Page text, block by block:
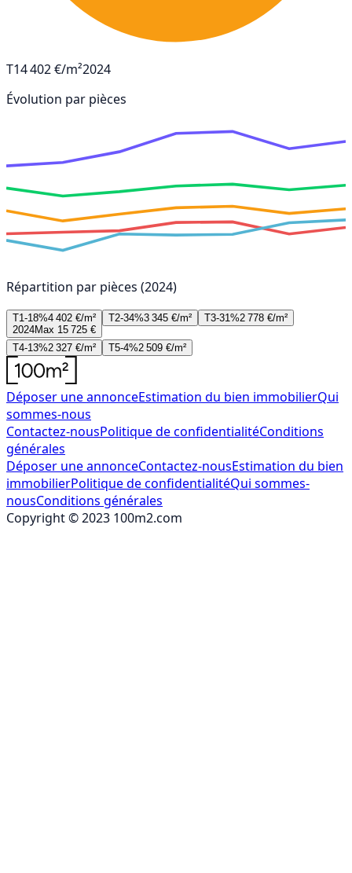
T14 402 €/m²2024
Évolution par pièces
Répartition par pièces (2024)
T1-18%4 402 €/m²
2024Max 15 725 €
T2-34%3 345 €/m² T3-31%2 778 €/m²
T4-13%2 327 €/m² T5-4%2 509 €/m²
Déposer une annonceEstimation du bien immobilierQui
sommes-nous
Contactez-nousPolitique de confidentialitéConditions
générales
Déposer une annonceContactez-nousEstimation du bien
immobilierPolitique de confidentialitéQui sommes-
nousConditions générales
Copyright © 2023 100m2.com